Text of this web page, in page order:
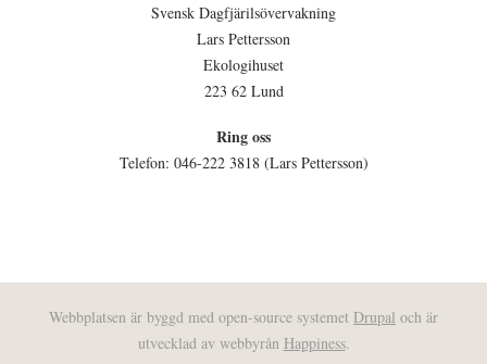
Svensk Dagfjärilsövervakning
Lars Pettersson
Ekologihuset
223 62 Lund
Ring oss
Telefon: 046-222 3818 (Lars Pettersson)
Webbplatsen är byggd med open-source systemet Drupal och är
utvecklad av webbyrån Happiness.